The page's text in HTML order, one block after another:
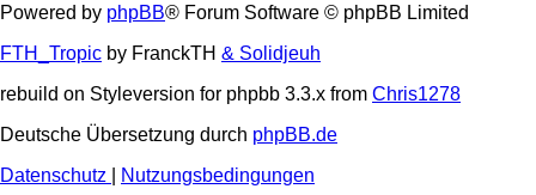
Powered by phpBB® Forum Software © phpBB Limited
FTH_Tropic by FranckTH & Solidjeuh
rebuild on Styleversion for phpbb 3.3.x from Chris1278
Deutsche Übersetzung durch phpBB.de
Datenschutz
Nutzungsbedingungen